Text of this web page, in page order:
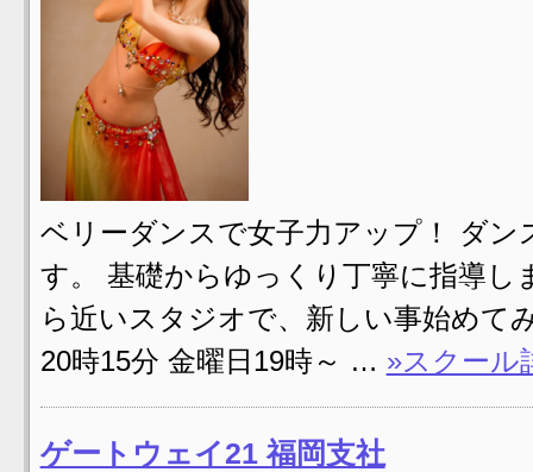
ベリーダンスで女子力アップ！ ダン
す。 基礎からゆっくり丁寧に指導し
ら近いスタジオで、新しい事始めて
20時15分 金曜日19時～ … »スクール
ゲートウェイ21 福岡支社